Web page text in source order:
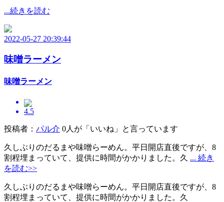
...続きを読む
2022-05-27 20:39:44
味噌ラーメン
味噌ラーメン
4.5
投稿者： パル介 0人が「いいね」と言っています
久しぶりのだるまや味噌らーめん。平日開店直後ですが、8
割程埋まっていて、提供に時間がかかりました。久 ... 続き
を読む>>
久しぶりのだるまや味噌らーめん。平日開店直後ですが、8
割程埋まっていて、提供に時間がかかりました。久